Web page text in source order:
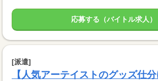
応募する（バイトル求人）
[派遣]
【人気アーテイストのグッズ仕